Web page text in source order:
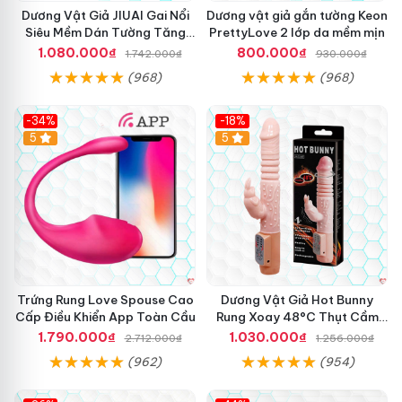
Dương Vật Giả JIUAI Gai Nổi
Siêu Mềm Dán Tường Tăng
Khoái Cảm
1.080.000₫ 1.742.000₫
(968)
Dương vật giả gắn tường Keon
PrettyLove 2 lớp da mềm mịn
800.000₫
930.000₫
(968)
-34%
5
Trứng Rung Love Spouse Cao
Cấp Điều Khiển App Toàn Cầu
1.790.000₫
2.712.000₫
(962)
-18%
Hot
5
Dương Vật Giả Hot Bunny
Rung Xoay 48°C Thụt Cầm
Tay
1.030.000₫ 1.256.000₫
(954)